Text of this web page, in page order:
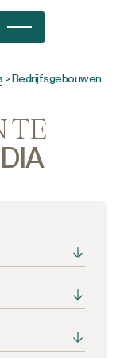
>Bedrijfsgebouwen
TE